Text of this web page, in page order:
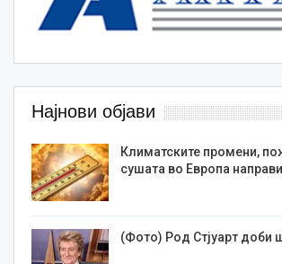
Најнови објави
Климатските промени,
сушата во Европа
(Фото) Род Стјуарт доби